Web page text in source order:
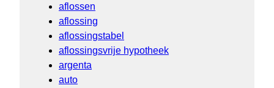
aflossen
aflossing
aflossingstabel
aflossingsvrije hypotheek
argenta
auto